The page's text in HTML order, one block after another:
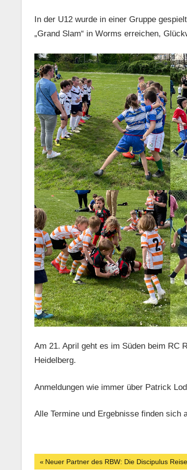
In der U12 wurde in einer Gruppe
„Grand Slam“ in Worms erreichen,
Am 21. April geht es im Süden beim RC
Heidelberg.
Anmeldungen wie immer über Patrick
Alle Termine und Ergebnisse finden sich
Beitrags-
Vorheriger
Neuer Partner des RBW: Die Discipulus